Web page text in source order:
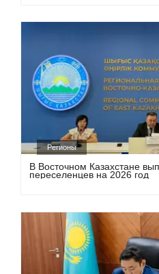
Регионы
В Восточном Казахстане
переселенцев на 2026 год